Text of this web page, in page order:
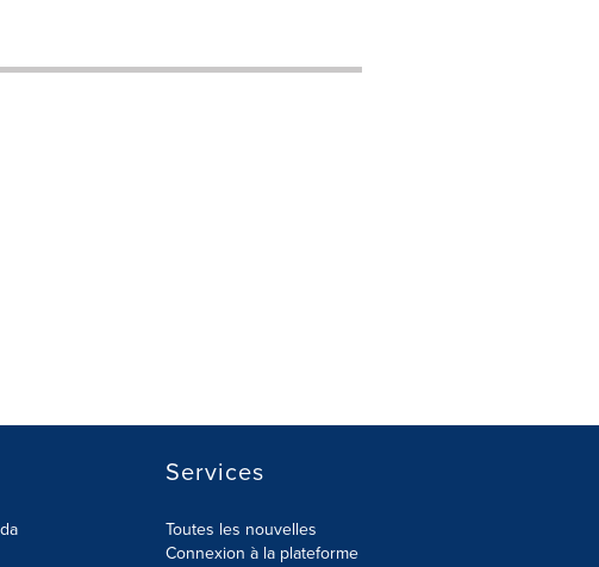
Services
Toutes les nouvelles
Connexion à la plateforme